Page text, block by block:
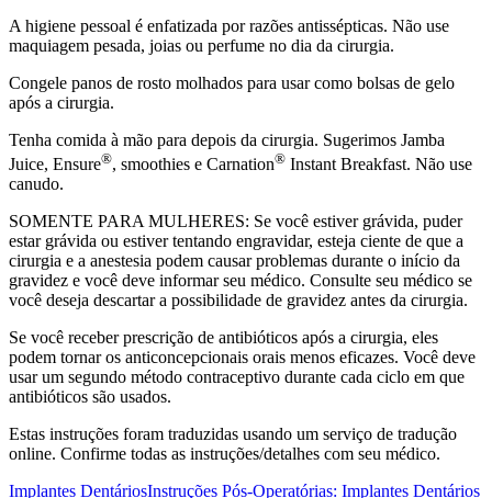
A higiene pessoal é enfatizada por razões antissépticas. Não use
maquiagem pesada, joias ou perfume no dia da cirurgia.
Congele panos de rosto molhados para usar como bolsas de gelo
após a cirurgia.
Tenha comida à mão para depois da cirurgia. Sugerimos Jamba
Juice, Ensure®, smoothies e Carnation® Instant Breakfast. Não use
canudo.
SOMENTE PARA MULHERES: Se você estiver grávida, puder
estar grávida ou estiver tentando engravidar, esteja ciente de que a
cirurgia e a anestesia podem causar problemas durante o início da
gravidez e você deve informar seu médico. Consulte seu médico se
você deseja descartar a possibilidade de gravidez antes da cirurgia.
Se você receber prescrição de antibióticos após a cirurgia, eles
podem tornar os anticoncepcionais orais menos eficazes. Você deve
usar um segundo método contraceptivo durante cada ciclo em que
antibióticos são usados.
Estas instruções foram traduzidas usando um serviço de tradução
online. Confirme todas as instruções/detalhes com seu médico.
Implantes DentáriosInstruções Pós-Operatórias: Implantes Dentários